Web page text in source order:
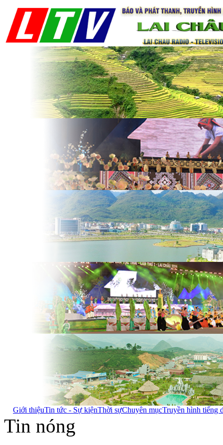
Giới thiệuTin tức - Sự kiệnThời sựChuyên mụcTruyền hình tiếng
Tin nóng